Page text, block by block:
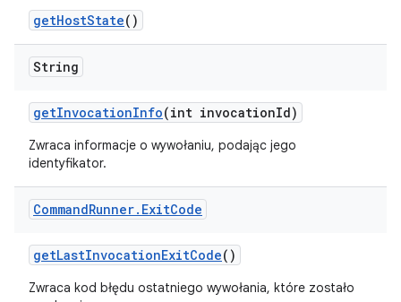
getHostState()
String
getInvocationInfo(int invocationId)
Zwraca informacje o wywołaniu, podając jego
identyfikator.
CommandRunner. ExitCode
getLastInvocationExitCode()
Zwraca kod błędu ostatniego wywołania, które zostało